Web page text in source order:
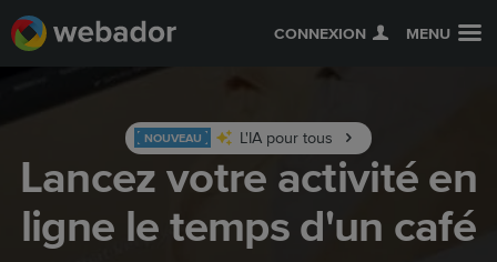
CONNEXION MENU
NOUVEAU L'IA pour tous
Lancez votre activité en
ligne le temps d'un café